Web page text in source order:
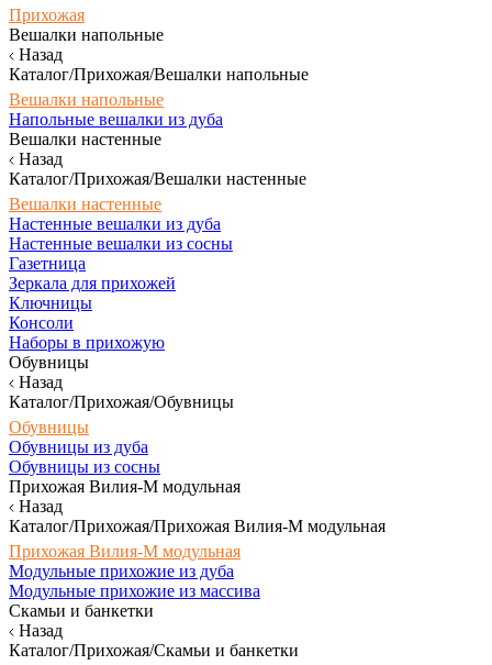
Прихожая
Вешалки напольные
Назад
Каталог/Прихожая/Вешалки напольные
Вешалки напольные
Напольные вешалки из дуба
Вешалки настенные
Назад
Каталог/Прихожая/Вешалки настенные
Вешалки настенные
Настенные вешалки из дуба
Настенные вешалки из сосны
Газетница
Зеркала для прихожей
Ключницы
Консоли
Наборы в прихожую
Обувницы
Назад
Каталог/Прихожая/Обувницы
Обувницы
Обувницы из дуба
Обувницы из сосны
Прихожая Вилия-М модульная
Назад
Каталог/Прихожая/Прихожая Вилия-М модульная
Прихожая Вилия-М модульная
Модульные прихожие из дуба
Модульные прихожие из массива
Скамьи и банкетки
Назад
Каталог/Прихожая/Скамьи и банкетки